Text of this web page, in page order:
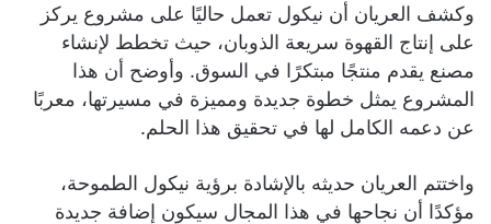
وكشف العريان أن نيكول تعمل حاليًا على مشروع يركز
على إنتاج القهوة سريعة الذوبان، حيث تخطط لإنشاء
مصنع يقدم منتجًا مبتكرًا في السوق. وأوضح أن هذا
المشروع يمثل خطوة جديدة ومميزة في مسيرتها، معربًا
عن دعمه الكامل لها في تحقيق هذا الحلم.
واختتم العريان حديثه بالإشادة برؤية نيكول الطموحة،
مؤكدًا أن نجاحها في هذا المجال سيكون إضافة جديدة